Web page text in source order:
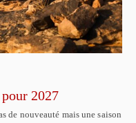
2027
de nouveauté mais une saison